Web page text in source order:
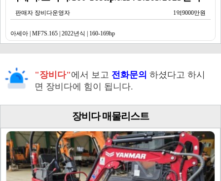
판매자 장비다운영자 1억9000만원
아세아 | MF7S.165 | 2022년식 | 160-169hp
"장비다"에서 보고 전화문의 하셨다고 하시
면 장비다에 힘이 됩니다.
장비다 매물리스트